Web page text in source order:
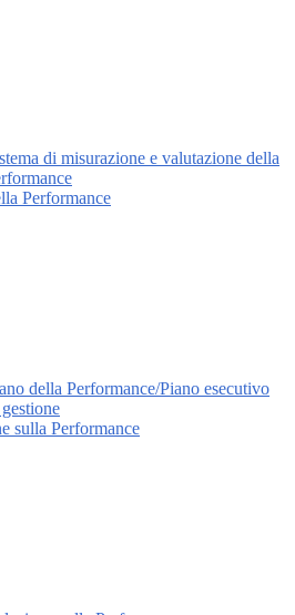
di misurazione e valutazione della
Performance
della Performance/Piano esecutivo
sulla Performance